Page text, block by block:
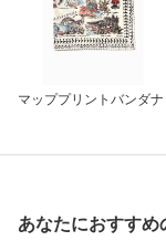
マッププリントバンダナ
あなたにおすすめ